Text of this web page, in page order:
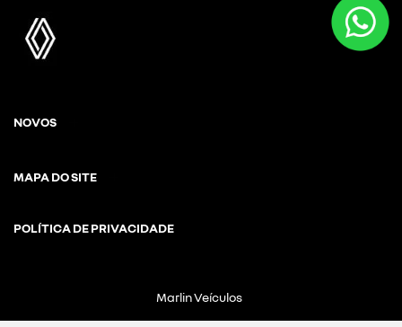
NOVOS
MAPA DO SITE
POLÍTICA DE PRIVACIDADE
Marlin Veículos